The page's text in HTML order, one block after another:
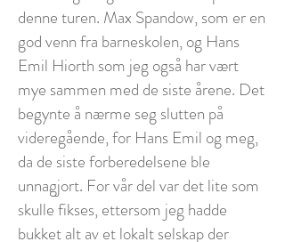
denne turen. Max Spandow, som er en
god venn fra barneskolen, og Hans
Emil Hiorth som jeg også har vært
mye sammen med de siste årene. Det
begynte å nærme seg slutten på
videregående, for Hans Emil og meg,
da de siste forberedelsene ble
unnagjort. For vår del var det lite som
skulle fikses, ettersom jeg hadde
bukket alt av et lokalt selskap der